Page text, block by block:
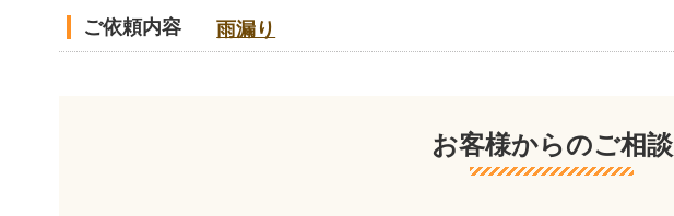
ご依頼内容 雨漏り
お客様からのご相談